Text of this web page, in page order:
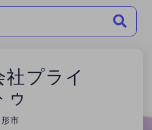
社プライ
ゥ
市